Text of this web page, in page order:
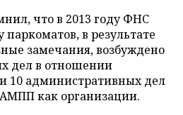
что в 2013 году ФНС
паркоматов, в результате
замечания, возбуждено
дел в отношении
10 административных дел
как организации.